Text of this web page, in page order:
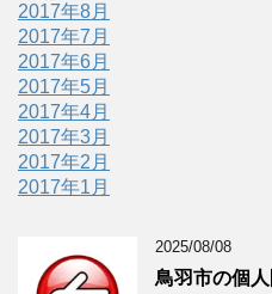
2017年8月
2017年7月
2017年6月
2017年5月
2017年4月
2017年3月
2017年2月
2017年1月
2025/08/08
鳥羽市の個